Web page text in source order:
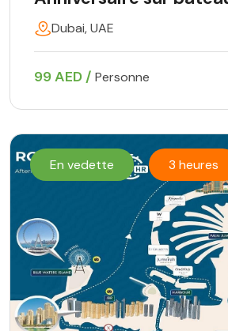
Dubai, UAE
99 AED / Personne
En vedette 3 heures